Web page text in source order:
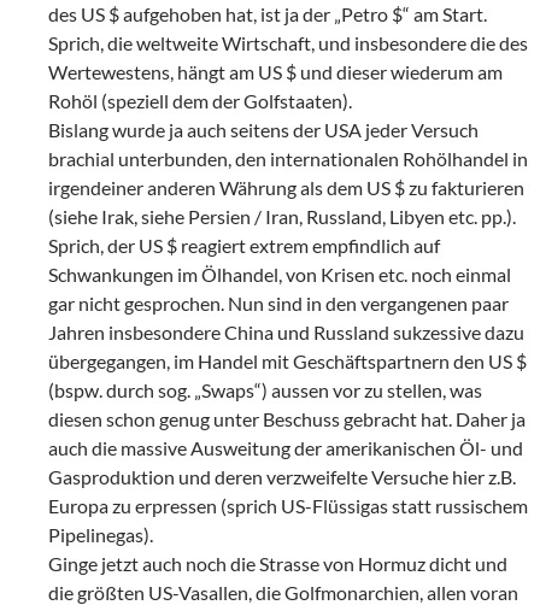
des US $ aufgehoben hat, ist ja der „Petro $“ am Start.
Sprich, die weltweite Wirtschaft, und insbesondere die des
Wertewestens, hängt am US $ und dieser wiederum am
Rohöl (speziell dem der Golfstaaten).
Bislang wurde ja auch seitens der USA jeder Versuch
brachial unterbunden, den internationalen Rohölhandel in
irgendeiner anderen Währung als dem US $ zu fakturieren
(siehe Irak, siehe Persien / Iran, Russland, Libyen etc. pp.).
Sprich, der US $ reagiert extrem empfindlich auf
Schwankungen im Ölhandel, von Krisen etc. noch einmal
gar nicht gesprochen. Nun sind in den vergangenen paar
Jahren insbesondere China und Russland sukzessive dazu
übergegangen, im Handel mit Geschäftspartnern den US $
(bspw. durch sog. „Swaps“) aussen vor zu stellen, was
diesen schon genug unter Beschuss gebracht hat. Daher ja
auch die massive Ausweitung der amerikanischen Öl- und
Gasproduktion und deren verzweifelte Versuche hier z.B.
Europa zu erpressen (sprich US-Flüssigas statt russischem
Pipelinegas).
Ginge jetzt auch noch die Strasse von Hormuz dicht und
die größten US-Vasallen, die Golfmonarchien, allen voran